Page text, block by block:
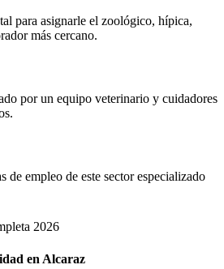
para asignarle el zoológico, hípica,
más cercano.
por un equipo veterinario y cuidadores
de empleo de este sector especializado
2026
en Alcaraz